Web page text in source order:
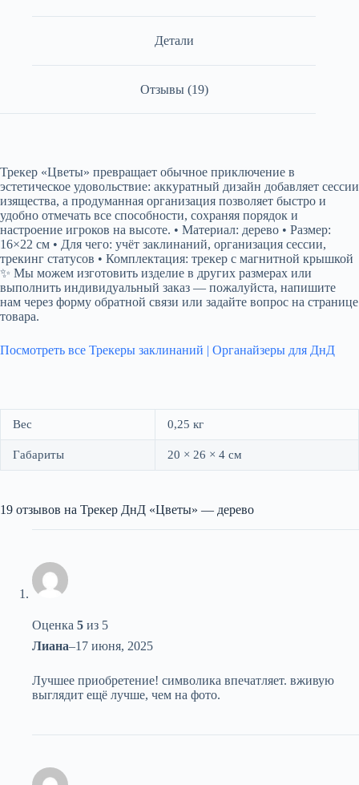
Детали
Отзывы (19)
Трекер «Цветы» превращает обычное приключение в
эстетическое удовольствие: аккуратный дизайн добавляет сессии
изящества, а продуманная организация позволяет быстро и
удобно отмечать все способности, сохраняя порядок и
настроение игроков на высоте. • Материал: дерево • Размер:
16×22 см • Для чего: учёт заклинаний, организация сессии,
трекинг статусов • Комплектация: трекер с магнитной крышкой
✨ Мы можем изготовить изделие в других размерах или
выполнить индивидуальный заказ — пожалуйста, напишите
нам через форму обратной связи или задайте вопрос на странице
товара.
Посмотреть все Трекеры заклинаний | Органайзеры для ДнД
Вес 0,25 кг
Габариты 20 × 26 × 4 см
19 отзывов на Трекер ДнД «Цветы» — дерево
Оценка 5 из 5
Лиана–17 июня, 2025
Лучшее приобретение! символика впечатляет. вживую
выглядит ещё лучше, чем на фото.